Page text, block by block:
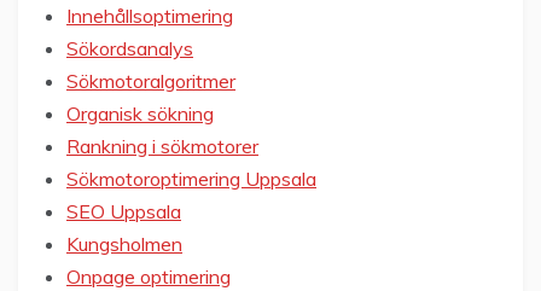
Innehållsoptimering
Sökordsanalys
Sökmotoralgoritmer
Organisk sökning
Rankning i sökmotorer
Sökmotoroptimering Uppsala
SEO Uppsala
Kungsholmen
Onpage optimering